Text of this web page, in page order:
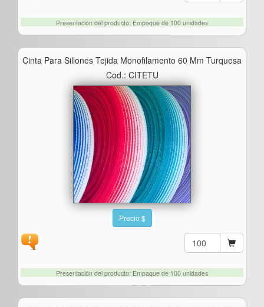
Presentación del producto: Empaque de 100 unidades
Cinta Para Sillones Tejida Monofilamento 60 Mm Turquesa
Cod.: CITETU
Precio $
Presentación del producto: Empaque de 100 unidades